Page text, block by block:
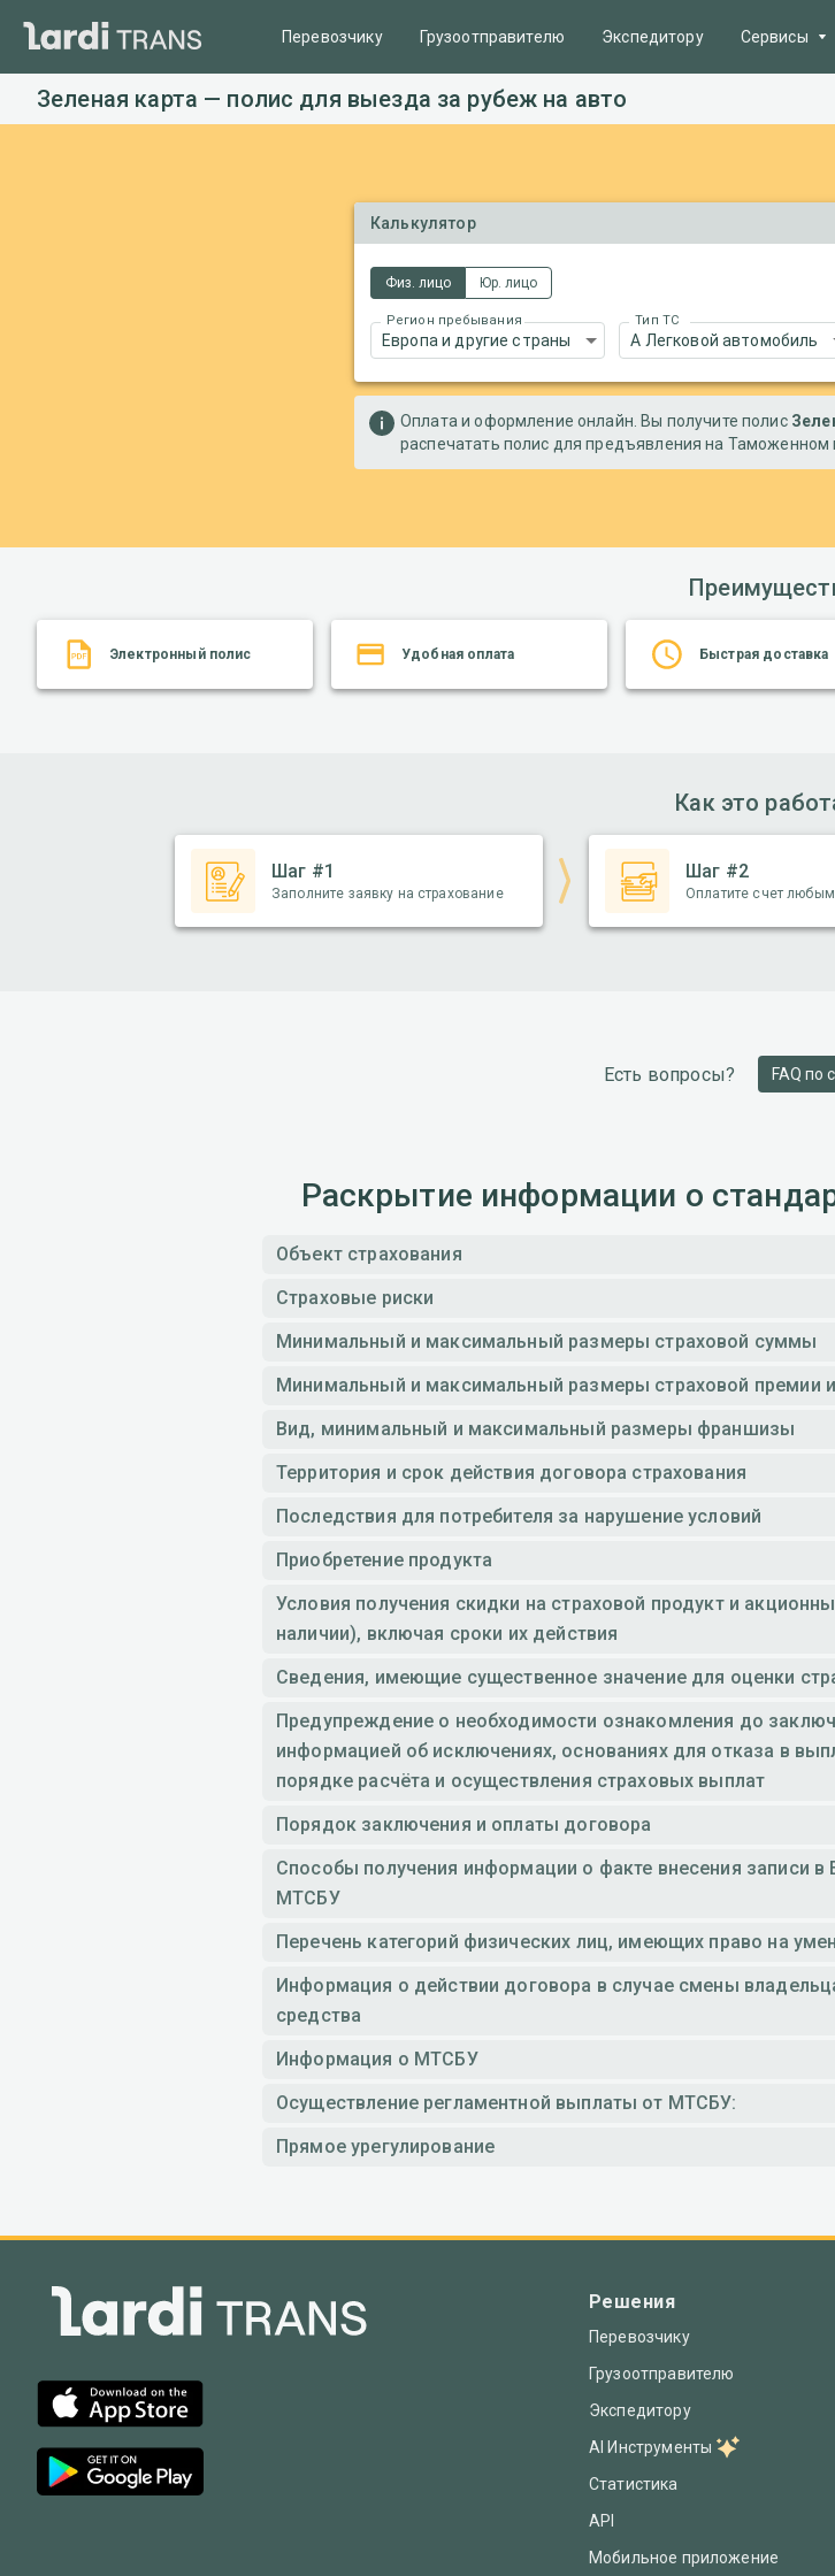
Перевозчику Грузоотправителю Экспедитору Сервисы
Тендеры
API
Зеленая карта — полис для выезда за рубеж на авто
Калькулятор
Физ. лицо Юр. лицо
Регион пребывания
Европа и другие страны
Тип ТС
A Легковой автомобиль
Оплата и оформление онлайн. Вы получите полис
распечатать полис для предъявления на Таможенном
Электронный полис Удобная оплата Быстрая доставка
Как это
Шаг #1
Заполните заявку на страхование
Шаг #2
Оплатите счет
Есть вопросы? FAQ по
Раскрытие информации о
Объект страхования
Страховые риски
Минимальный и максимальный размеры страховой суммы
Минимальный и максимальный размеры страховой премии
Вид, минимальный и максимальный размеры франшизы
Территория и срок действия договора страхования
Последствия для потребителя за нарушение условий
Приобретение продукта
Условия получения скидки на страховой продукт и
наличии), включая сроки их действия
Сведения, имеющие существенное значение для оценки
Предупреждение о необходимости ознакомления до
информацией об исключениях, основаниях для отказа в
порядке расчёта и осуществления страховых выплат
Порядок заключения и оплаты договора
Способы получения информации о факте внесения записи
МТСБУ
Перечень категорий физических лиц, имеющих право на
Информация о действии договора в случае смены
средства
Информация о МТСБУ
Осуществление регламентной выплаты от МТСБУ:
Прямое урегулирование
Решения
Перевозчику
Грузоотправителю
Экспедитору
AI Инструменты
Статистика
API
Мобильное приложение